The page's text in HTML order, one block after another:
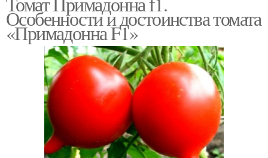
Особенности и достоинства томата
«Примадонна F1»